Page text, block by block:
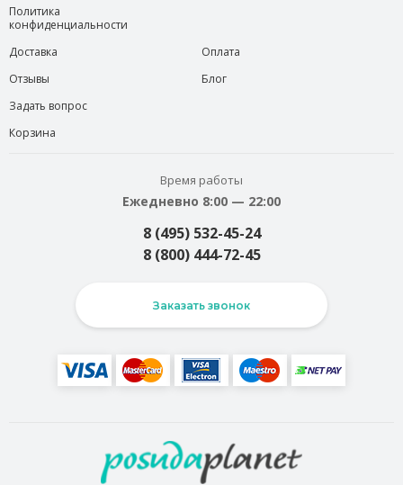
Политика
конфиденциальности
Доставка
Отзывы
Задать вопрос
Корзина
Оплата
Блог
Время работы
Ежедневно 8:00 — 22:00
8 (495) 532-45-24
8 (800) 444-72-45
Заказать звонок